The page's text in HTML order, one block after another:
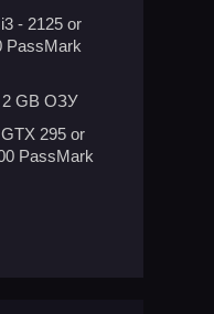
- 2125 or
PassMark
2 GB ОЗУ
295 or
PassMark